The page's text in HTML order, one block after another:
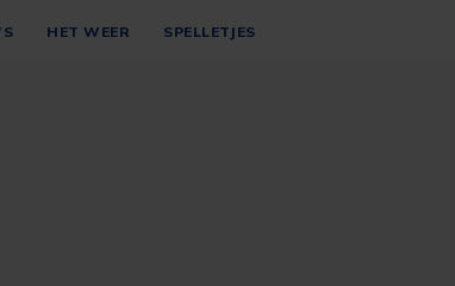
HET WEER SPELLETJES